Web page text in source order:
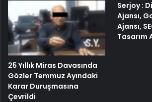
25 Yıllık Miras Davasında
Gözler Temmuz Ayındaki
Karar Duruşmasına
Çevrildi
Serjoy :
Ajansı,
Ajansı,
Tasarım